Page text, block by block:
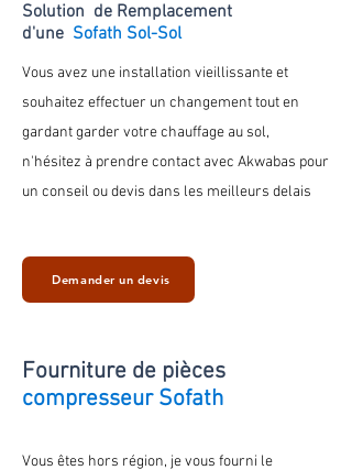
Solution de Remplacement
d'une Sofath Sol-Sol
Vous avez une installation vieillissante et
souhaitez effectuer un changement tout en
gardantgarder votre chauffage au sol,
n'hésitez à prendre contact avec Akwabas pour
un conseil ou devis dans les meilleurs delais
Demander un devis
Fourniture de pièces
compresseur Sofath
Vous êtes hors région, je vous fourni le